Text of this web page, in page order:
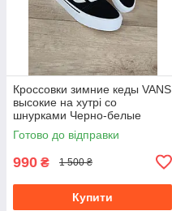
Кроссовки зимние кеды VANS
высокие на хутрі со
шнурками Черно-белые
унисекс унисекс теплые
Готово до відправки
990 ₴ 1 500 ₴
Купити